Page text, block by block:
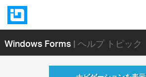
Windows Forms| ヘルプ トピック